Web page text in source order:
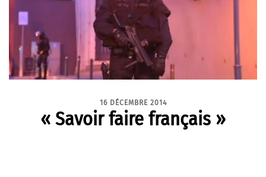
16 DÉCEMBRE 2014
« Savoir faire français »